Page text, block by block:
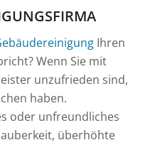
Ihren
Wenn Sie mit
unzufrieden sind,
haben.
oder unfreundliches
überhöhte